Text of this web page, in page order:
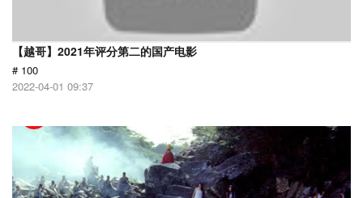
【越哥】2021年评分第二的国产电影
# 100
2022-04-01 09:37